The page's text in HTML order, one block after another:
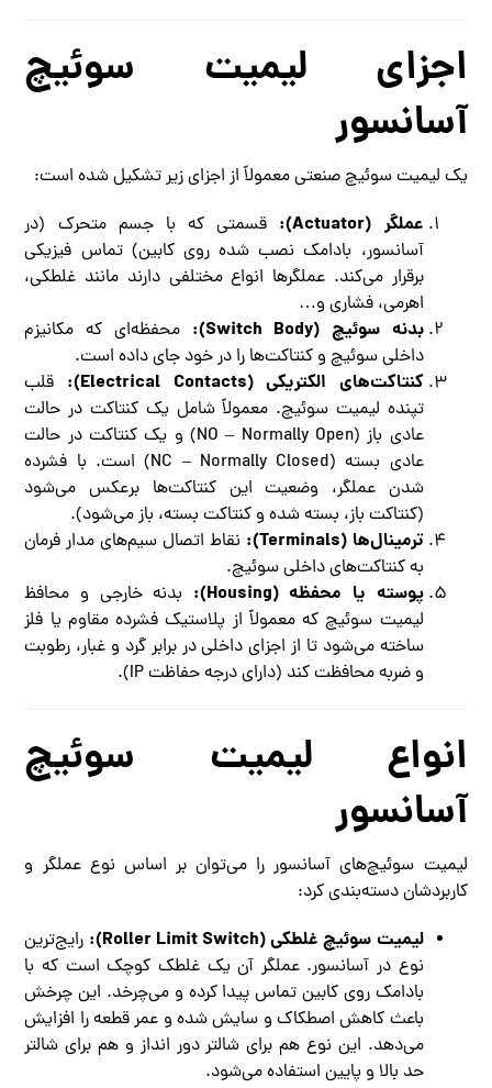
اجزای لیمیت سوئیچ
آسانسور
یک لیمیت سوئیچ صنعتی معمولاً از اجزای زیر تشکیل شده است:
عملگر (Actuator):
قسمتی که با جسم متحرک (در
آسانسور، بادامک نصب شده روی کابین) تماس فیزیکی
برقرار می‌کند. عملگرها انواع مختلفی دارند مانند غلطکی،
اهرمی، فشاری و…
بدنه سوئیچ (Switch Body):
محفظه‌ای که مکانیزم
داخلی سوئیچ و کنتاکت‌ها را در خود جای داده است.
کنتاکت‌های الکتریکی (Electrical Contacts):
قلب
تپنده لیمیت سوئیچ. معمولاً شامل یک کنتاکت در حالت
عادی باز (NO – Normally Open) و یک کنتاکت در حالت
عادی بسته (NC – Normally Closed) است. با فشرده
شدن عملگر، وضعیت این کنتاکت‌ها برعکس می‌شود
(کنتاکت باز، بسته شده و کنتاکت بسته، باز می‌شود).
ترمینال‌ها (Terminals):
نقاط اتصال سیم‌های مدار فرمان
به کنتاکت‌های داخلی سوئیچ.
پوسته یا محفظه (Housing):
بدنه خارجی و محافظ
لیمیت سوئیچ که معمولاً از پلاستیک فشرده مقاوم یا فلز
ساخته می‌شود تا از اجزای داخلی در برابر گرد و غبار، رطوبت
و ضربه محافظت کند (دارای درجه حفاظت IP).
انواع لیمیت سوئیچ
آسانسور
لیمیت سوئیچ‌های آسانسور را می‌توان بر اساس نوع عملگر و
کاربردشان دسته‌بندی کرد:
لیمیت سوئیچ غلطکی (Roller Limit Switch):
رایج‌ترین
نوع در آسانسور. عملگر آن یک غلطک کوچک است که با
بادامک روی کابین تماس پیدا کرده و می‌چرخد. این چرخش
باعث کاهش اصطکاک و سایش شده و عمر قطعه را افزایش
می‌دهد. این نوع هم برای شالتر دور انداز و هم برای شالتر
حد بالا و پایین استفاده می‌شود.